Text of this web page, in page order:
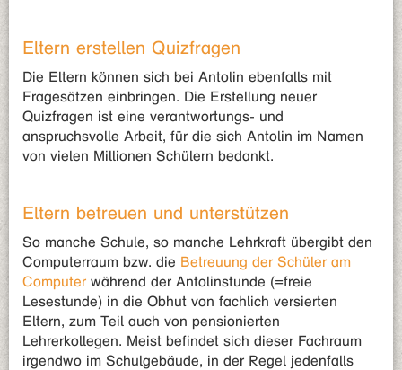
Eltern erstellen Quizfragen
Die Eltern können sich bei Antolin ebenfalls mit
Fragesätzen einbringen. Die Erstellung neuer
Quizfragen ist eine verantwortungs- und
anspruchsvolle Arbeit, für die sich Antolin im Namen
von vielen Millionen Schülern bedankt.
Eltern betreuen und unterstützen
So manche Schule, so manche Lehrkraft übergibt den
Computerraum bzw. die Betreuung der Schüler am
Computer während der Antolinstunde (=freie
Lesestunde) in die Obhut von fachlich versierten
Eltern, zum Teil auch von pensionierten
Lehrerkollegen. Meist befindet sich dieser Fachraum
irgendwo im Schulgebäude, in der Regel jedenfalls